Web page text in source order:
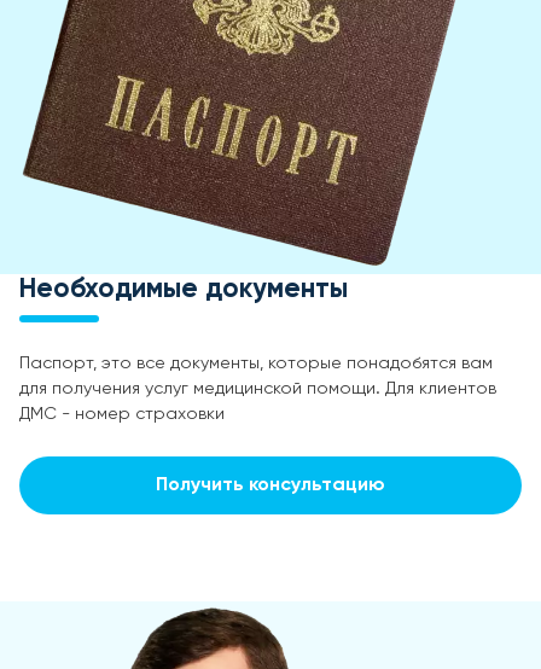
Необходимые документы
Паспорт, это все документы, которые понадобятся вам
для получения услуг медицинской помощи. Для клиентов
ДМС - номер страховки
Получить консультацию